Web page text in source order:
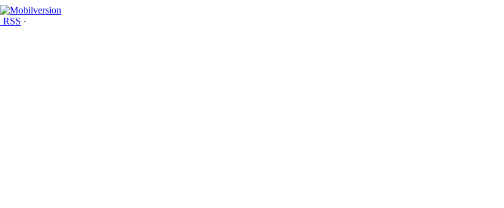
RSS ·